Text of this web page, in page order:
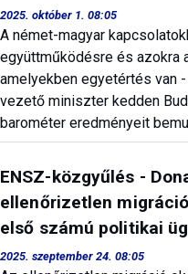
2025. október 1. 08:05
A német-magyar
együttműködésre és azokra
amelyekben egyetértés van
vezető miniszter kedden
barométer eredményeit
ENSZ-közgyűlés -
ellenőrizetlen
első számú politikai
2025. szeptember 24. 08:05